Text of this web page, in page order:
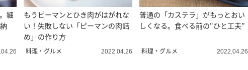
細
もうピーマンとひき肉がはがれな
い！失敗しない「ピーマンの肉詰
め」の作り方
料理・グルメ 2022.04.26
普通の「カステラ」がもっとおい
しくなる。食べる前の"ひと工夫”
料理・グルメ 2022.04.26